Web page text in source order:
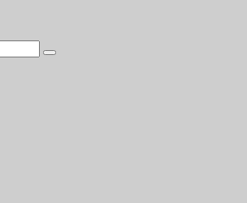
Послания, или Диктовки,